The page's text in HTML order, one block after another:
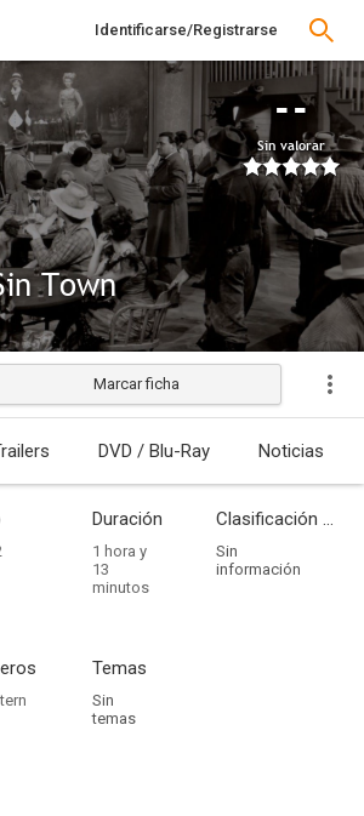
Identificarse/Registrarse
--
Sin valorar
Town
Estrenada
Marcar ficha
DVD / Blu-Ray Noticias
Duración
1 hora y
13
minutos
Clasificación por edades
Sin
información
Temas
Sin
temas